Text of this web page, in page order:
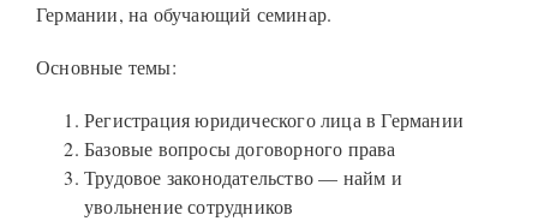
Германии, на обучающий семинар.
Основные темы:
Регистрация юридического лица в Германии
Базовые вопросы договорного права
Трудовое законодательство — найм и
увольнение сотрудников